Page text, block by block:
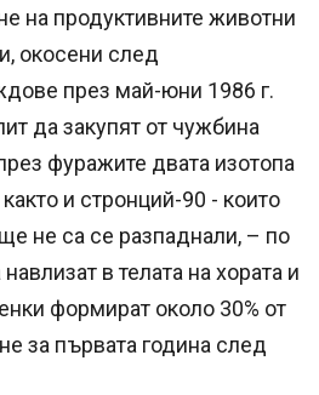
на продуктивните животни
окосени след
през май-юни 1986 г.
да закупят от чужбина
фуражите двата изотопа
и стронций-90 - които
не са се разпаднали, – по
в телата на хората и
формират около 30% от
за първата година след